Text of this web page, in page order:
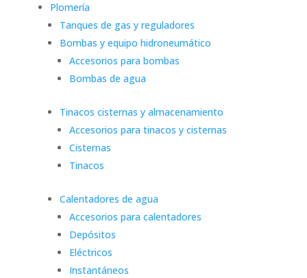
Plomería
Tanques de gas y reguladores
Bombas y equipo hidroneumático
Accesorios para bombas
Bombas de agua
Tinacos cisternas y almacenamiento
Accesorios para tinacos y cisternas
Cisternas
Tinacos
Calentadores de agua
Accesorios para calentadores
Depósitos
Eléctricos
Instantáneos